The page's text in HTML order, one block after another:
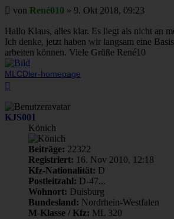
Beitrag
von René010 » 9. Okt 2018, 09:23
Hallo Klaus, alles klar. Es liegt als nicht an
Ich denke, jetzt haben wir langsam eine
arbeiten können. Viele Grüße René10
MLCDler-homepage
KJS001
Könich
Beiträge: 22322
Registriert: 16. Nov 2010, 12:18
Kfz-Nationalität: D
Postleitzahl: D-47...
Wohnort: Duisburg
Bundesland: Nordrhein-Westfalen
M-Klasse / Kfz: ML 320